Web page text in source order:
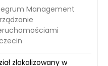
Management
zlokalizowany w